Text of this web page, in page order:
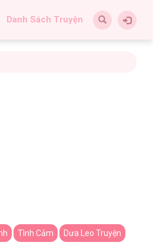
Danh Sách Truyện
Tình Cảm Dưa Leo Truyện